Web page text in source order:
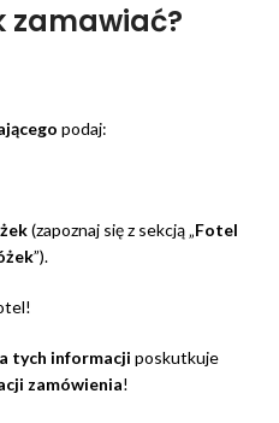
zamawiać?
podaj:
(zapoznaj się z sekcją „Fotel
”).
tych informacji poskutkuje
zamówienia!